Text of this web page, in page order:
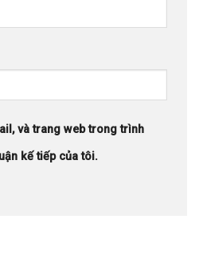
và trang web trong trình
kế tiếp của tôi.